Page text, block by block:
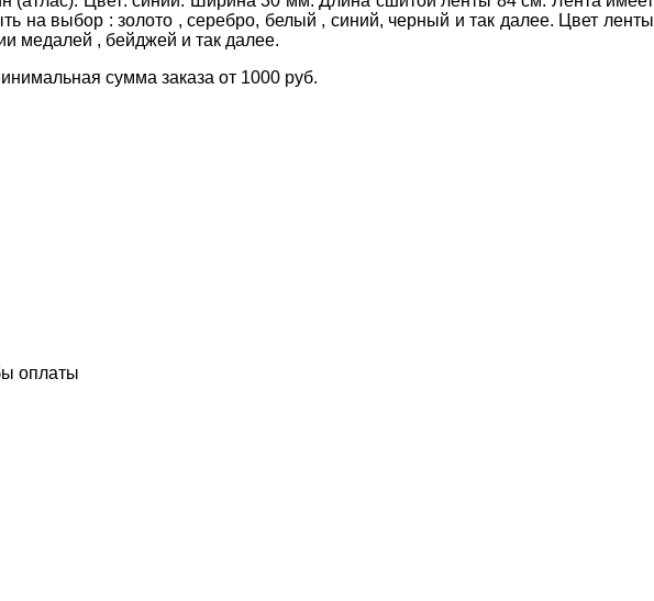
на выбор : золото , серебро, белый , синий, черный и так далее. Цвет ленты
медалей , бейджей и так далее.
сумма заказа от 1000 руб.
оплаты